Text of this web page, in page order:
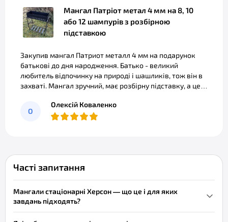
Мангал Патріот метал 4 мм на 8, 10
або 12 шампурів з розбірною
підставкою
Закупив мангал Патриот металл 4 мм на подарунок
батькові до дня народження. Батько - великий
любитель відпочинку на природі і шашликів, тож він в
захваті. Мангал зручний, має розбірну підставку, а це
10 шампурів - тепер можемо готувати велику кільк
О
Олексій Коваленко
Часті запитання
Мангали стаціонарні Херсон — що це і для яких
завдань підходять?